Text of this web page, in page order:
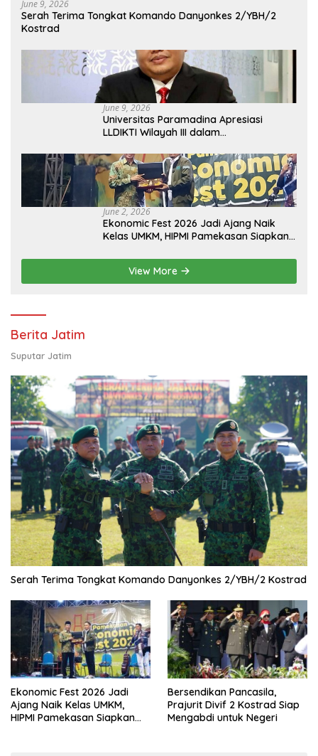
June 9, 2026
Serah Terima Tongkat Komando Danyonkes 2/YBH/2
Kostrad
June 9, 2026
Universitas Paramadina Apresiasi
LLDIKTI Wilayah III dalam
Tinggi Swasta
June 2, 2026
Ekonomic Fest 2026 Jadi Ajang Naik
Kelas UMKM, HIPMI Pamekasan Siapkan
Pendampingan Usaha
View More
Berita Jatim
Suputar Jatim
Serah Terima Tongkat Komando Danyonkes 2/YBH/2 Kostrad
Ekonomic Fest 2026 Jadi
Ajang Naik Kelas UMKM,
HIPMI Pamekasan Siapkan
Bersendikan Pancasila,
Prajurit Divif 2 Kostrad Siap
Mengabdi untuk Negeri